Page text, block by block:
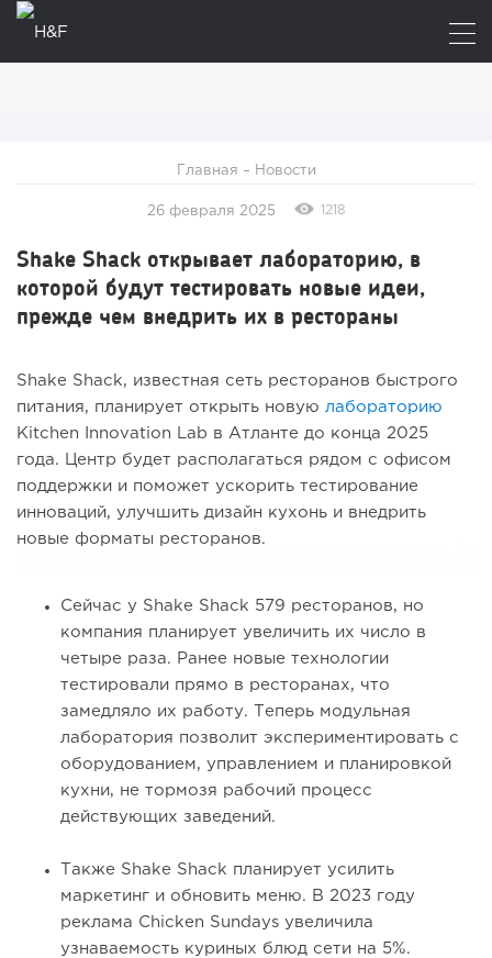
Главная – Новости
26 февраля 2025 1218
Shake Shack открывает лабораторию, в
которой будут тестировать новые идеи,
прежде чем внедрить их в рестораны
Shake Shack, известная сеть ресторанов быстрого
питания, планирует открыть новую лабораторию
Kitchen Innovation Lab в Атланте до конца 2025
года. Центр будет располагаться рядом с офисом
поддержки и поможет ускорить тестирование
инноваций, улучшить дизайн кухонь и внедрить
новые форматы ресторанов.
Сейчас у Shake Shack 579 ресторанов, но
компания планирует увеличить их число в
четыре раза. Ранее новые технологии
тестировали прямо в ресторанах, что
замедляло их работу. Теперь модульная
лаборатория позволит экспериментировать с
оборудованием, управлением и планировкой
кухни, не тормозя рабочий процесс
действующих заведений.
Также Shake Shack планирует усилить
маркетинг и обновить меню. В 2023 году
реклама Chicken Sundays увеличила
узнаваемость куриных блюд сети на 5%.